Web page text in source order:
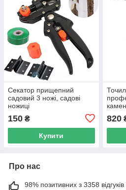
Секатор прищепний
садовий 3 ножі, садові
ножиці
150 ₴
Купити
820
Про нас
98% позитивних з 3358 відгуків